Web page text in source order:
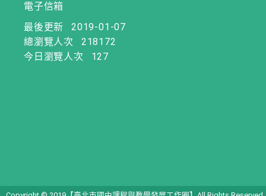
電子信箱
最後更新
2019-01-07
總瀏覽人次
218172
今日瀏覽人次
127